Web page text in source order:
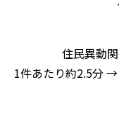
住民異動
1件あたり約2.5分